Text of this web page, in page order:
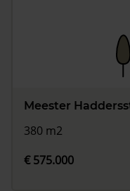
Meester
380 m2
€ 575.000